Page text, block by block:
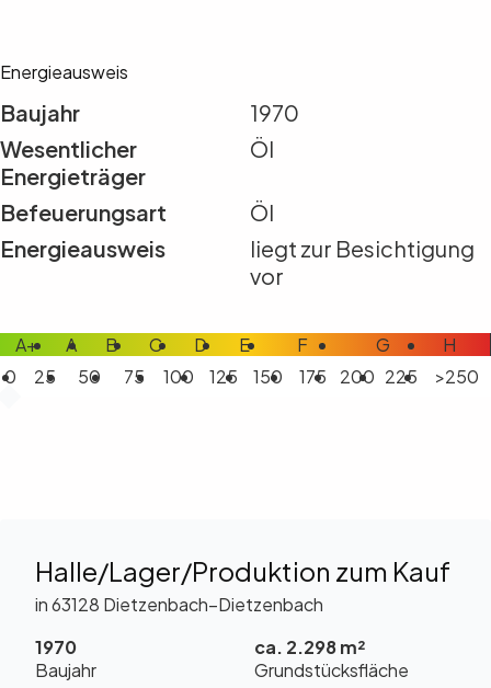
Energieausweis
Baujahr
1970
Wesentlicher
Energieträger
Öl
Befeuerungsart
Öl
Energieausweis
liegt zur Besichtigung
vor
A+ A B C D E F G
H
0
25 50 75 100 125 150 175 200 225 >250
Halle/Lager/Produktion zum Kauf
in 63128 Dietzenbach–Dietzenbach
1970
Baujahr
ca. 2.298 m²
Grundstücksfläche